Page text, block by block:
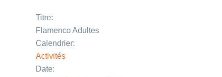
Titre:
Flamenco Adultes
Calendrier:
Activités
Date: